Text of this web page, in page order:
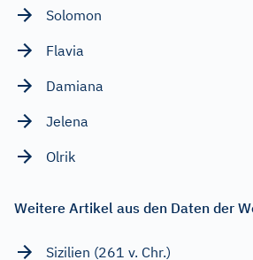
Solomon
Flavia
Damiana
Jelena
Olrik
Weitere Artikel aus den Daten der
Sizilien (261 v. Chr.)